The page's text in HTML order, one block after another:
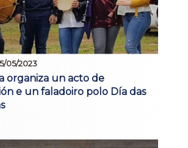
05/2023
organiza un acto de
e un faladoiro polo Día das